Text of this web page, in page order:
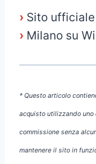
› Sito
› Milano su
* Questo articolo
acquisto utilizzando
commissione senza
mantenere il sito in